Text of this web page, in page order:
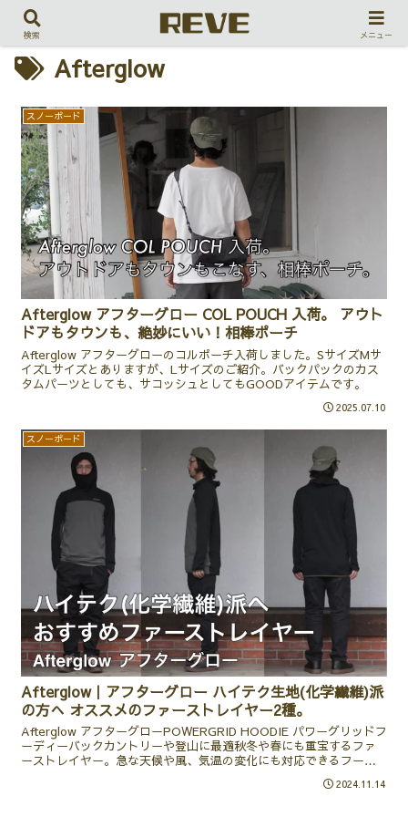
Afterglow
スノーボード
Afterglow アフターグロー COL POUCH 入荷。 アウト
ドアもタウンも、絶妙にいい！相棒ポーチ
Afterglow アフターグローのコルポーチ入荷しました。SサイズMサ
イズLサイズとありますが、Lサイズのご紹介。バックパックのカス
タムパーツとしても、サコッシュとしてもGOODアイテムです。
2025.07.10
スノーボード
Afterglow｜アフターグロー ハイテク生地(化学繊維)派
の方へ オススメのファーストレイヤー2種。
Afterglow アフターグローPOWERGRID HOODIE パワーグリッドフ
ーディー‌バックカントリーや登山に最適秋冬や春にも重宝するファ
ーストレイヤー。急な天候や風、気温の変化にも対応できるフード
2024.11.14
検索 メニュー